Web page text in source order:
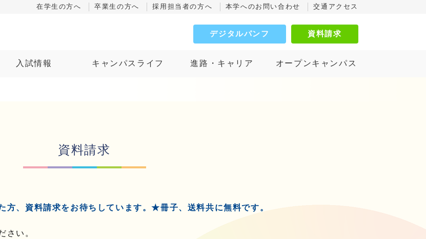
在学生の方へ 卒業生の方へ 採用担当者の方へ 本学へのお問い合わせ 交通アクセス
デジタルパンフ 資料請求
入試情報 キャンパスライフ 進路・キャリア オープンキャンパス
資料請求
方、資料請求をお待ちしています。★冊子、送料共に無料です。
さい。